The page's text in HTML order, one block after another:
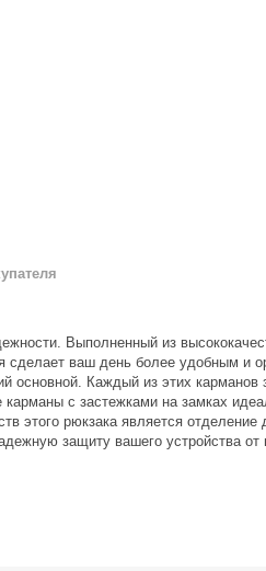
Выполненный из
сделает ваш день более удобным и
Каждый из этих карманов
с застежками на замках
этого рюкзака является отделение
защиту вашего устройства